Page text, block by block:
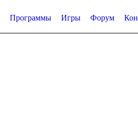
Программы Игры Форум